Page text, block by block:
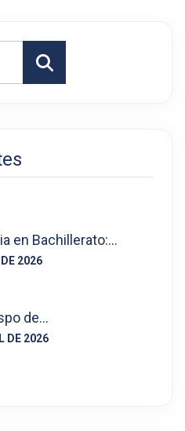
Buscar
en Bachillerato:…
2026
de…
DE 2026